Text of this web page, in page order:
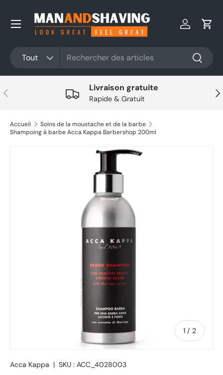
Aller au contenu
Tout
Se
Précédent Livraison gratuite
Rapide & Gratuit
Accueil
Soins de la moustache et de la barbe
Shampoing à barbe Acca Kappa Barbershop 200ml
1 / de
2
Acca Kappa | SKU : ACC_4028003